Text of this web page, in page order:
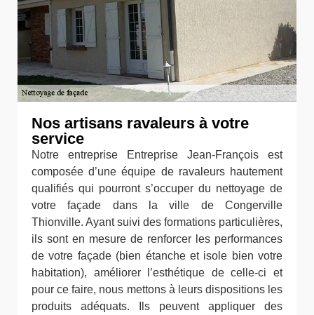
Nos artisans ravaleurs à votre
service
Notre entreprise Entreprise Jean-François est
composée d’une équipe de ravaleurs hautement
qualifiés qui pourront s’occuper du nettoyage de
votre façade dans la ville de Congerville
Thionville. Ayant suivi des formations particulières,
ils sont en mesure de renforcer les performances
de votre façade (bien étanche et isole bien votre
habitation), améliorer l’esthétique de celle-ci et
pour ce faire, nous mettons à leurs dispositions les
produits adéquats. Ils peuvent appliquer des